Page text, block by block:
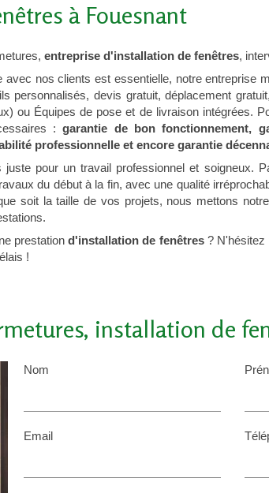
à Fouesnant
entreprise d'installation de fenêtres,
avec nos clients est essentielle, notre entreprise
personnalisés, devis gratuit, déplacement
ou Équipes de pose et de livraison intégrées.
:garantie de bon fonctionnement,
professionnelle et encore garantie
pour un travail professionnel et soigneux.
du début à la fin, avec une qualité
soit la taille de vos projets, nous mettons
prestation d'installation de fenêtres? N'hésitez
!
installation de
Nom
Email